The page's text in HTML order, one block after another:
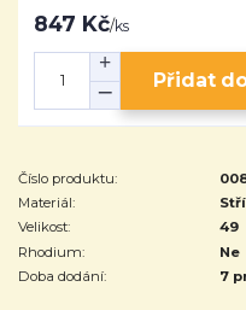
847 Kč/ks
Přidat
Číslo produktu:
Materiál:
Velikost:
49
Rhodium:
Ne
Doba dodání:
7